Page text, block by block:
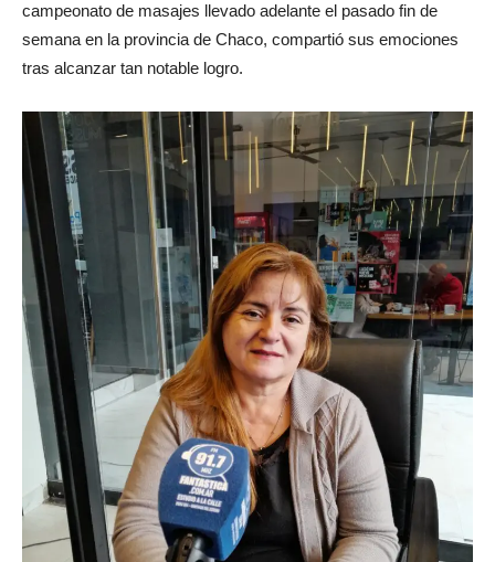
campeonato de masajes llevado adelante el pasado fin de
semana en la provincia de Chaco, compartió sus emociones
tras alcanzar tan notable logro.